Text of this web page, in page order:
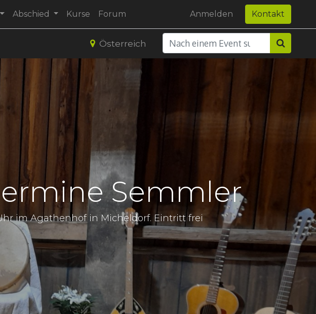
Abschied Kurse Forum Anmelden Kontakt
Österreich
Semmler
im Agathenhof in Micheldorf. Eintritt frei